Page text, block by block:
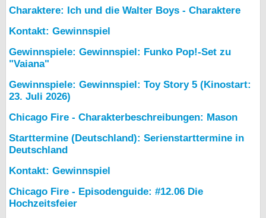
Charaktere: Ich und die Walter Boys - Charaktere
Kontakt: Gewinnspiel
Gewinnspiele: Gewinnspiel: Funko Pop!-Set zu
"Vaiana"
Gewinnspiele: Gewinnspiel: Toy Story 5 (Kinostart:
23. Juli 2026)
Chicago Fire - Charakterbeschreibungen: Mason
Starttermine (Deutschland): Serienstarttermine in
Deutschland
Kontakt: Gewinnspiel
Chicago Fire - Episodenguide: #12.06 Die
Hochzeitsfeier